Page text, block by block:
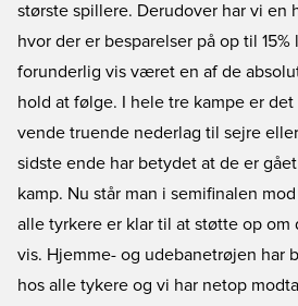
største spillere. Derudover har vi
hvor der er besparelser på op til 15%
forunderlig vis været en af de
hold at følge. I hele tre kampe er
vende truende nederlag til sejre
sidste ende har betydet at de er
kamp. Nu står man i semifinalen
alle tyrkere er klar til at støtte op om
vis. Hjemme- og udebanetrøjen har
hos alle tykere og vi har netop